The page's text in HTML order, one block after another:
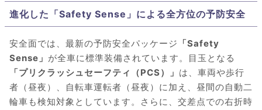
進化した「Safety Sense」による全方位の予防安全
安全面では、最新の予防安全パッケージ 「Safety
Sense」 が全車に標準装備されています。目玉となる
「プリクラッシュセーフティ（PCS）」 は、車両や歩行
者（昼夜）、自転車運転者（昼夜）に加え、昼間の自動二
輪車も検知対象としています。さらに、交差点での右折時